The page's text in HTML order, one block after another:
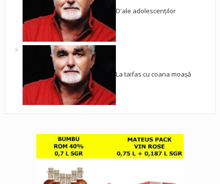
D'ale adolescenților
La taifas cu coana moașă